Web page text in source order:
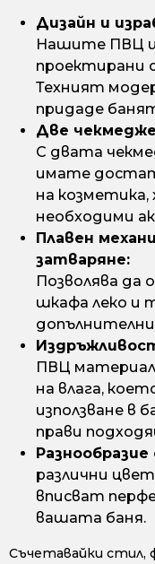
Дизайн и
Нашите ПВЦ
проектирани
Техният
придаде
Две
С двата
имате
на козметика,
необходими
Плавен
затваряне:
Позволява
шкафа леко и
ПВЦ
на влага,
използване в
прави
различни
вписват
вашата баня.
Съчетавайки стил,